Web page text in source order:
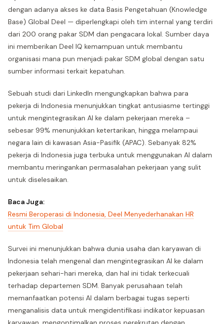
dengan adanya akses ke data Basis Pengetahuan (Knowledge
Base) Global Deel — diperlengkapi oleh tim internal yang terdiri
dari 200 orang pakar SDM dan pengacara lokal. Sumber daya
ini memberikan Deel IQ kemampuan untuk membantu
organisasi mana pun menjadi pakar SDM global dengan satu
sumber informasi terkait kepatuhan.
Sebuah studi dari LinkedIn mengungkapkan bahwa para
pekerja di Indonesia menunjukkan tingkat antusiasme tertinggi
untuk mengintegrasikan AI ke dalam pekerjaan mereka –
sebesar 99% menunjukkan ketertarikan, hingga melampaui
negara lain di kawasan Asia-Pasifik (APAC). Sebanyak 82%
pekerja di Indonesia juga terbuka untuk menggunakan AI dalam
membantu meringankan permasalahan pekerjaan yang sulit
untuk diselesaikan.
Baca Juga:
Resmi Beroperasi di Indonesia, Deel Menyederhanakan HR
untuk Tim Global
Survei ini menunjukkan bahwa dunia usaha dan karyawan di
Indonesia telah mengenal dan mengintegrasikan AI ke dalam
pekerjaan sehari-hari mereka, dan hal ini tidak terkecuali
terhadap departemen SDM. Banyak perusahaan telah
memanfaatkan potensi AI dalam berbagai tugas seperti
menganalisis data untuk mengidentifikasi indikator kepuasan